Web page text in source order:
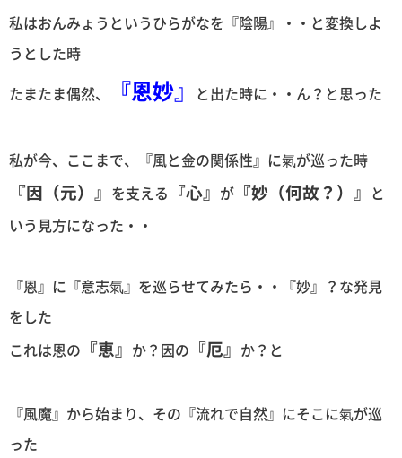
私はおんみょうというひらがなを『陰陽』・・と変換しよ
うとした時
たまたま偶然、
『恩妙』 と出た時に・・ん？と思った
私が今、ここまで、『風と金の関係性』に氣が巡った時
『因（元）』 を支える 『心』 が 『妙（何故？）』 と
いう見方になった・・
『恩』に『意志氣』を巡らせてみたら・・『妙』？な発見
をした
これは恩の 『恵』 か？因の 『厄』 か？と
『風魔』から始まり、その『流れで自然』にそこに氣が巡
った